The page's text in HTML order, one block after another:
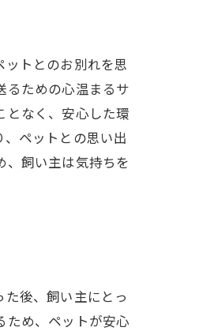
トとのお別れを思
るための心温まるサ
となく、安心した環
ペットとの思い出
、飼い主は気持ちを
後、飼い主にとっ
ため、ペットが安心